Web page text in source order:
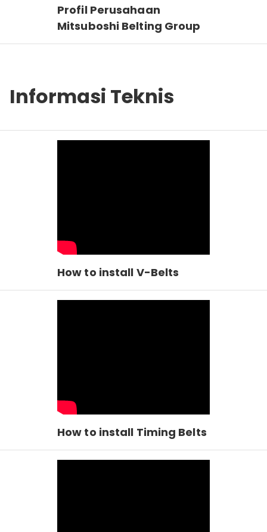
Profil Perusahaan
Mitsuboshi Belting Group
Informasi Teknis
How to install V-Belts
How to install Timing Belts